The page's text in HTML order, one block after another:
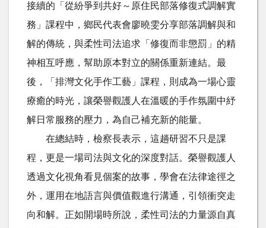
接續的「從紛爭到共好～原住民部落修復式調解實
務」課程中，鄉民代表會廖曉雯分享部落調解與和
解的傳統，與柔性司法追求「修復而非懲罰」的精
神相互呼應，幫助原本對立的關係重新連結。最
後，「排灣文化手作工藝」課程，則成為一場心靈
療癒的時光，讓榮譽觀護人在溫暖的手作氛圍中紓
解日常服務的壓力，為自己補充新的能量。
在總結時，檢察長表示，這趟研習不只是課
程，更是一場司法與文化的深度對話。榮譽觀護人
透過文化視角看見個案的故事，學會在法律途徑之
外，運用在地語言與價值觀進行溝通，引領衝突走
向和解。正如開場時所說，柔性司法的力量源自真